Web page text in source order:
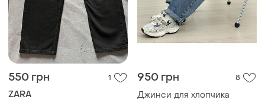
550 грн
ZARA
Джинсові штани!
30
950 грн
Джинси для хлопчика
146 и еще 1